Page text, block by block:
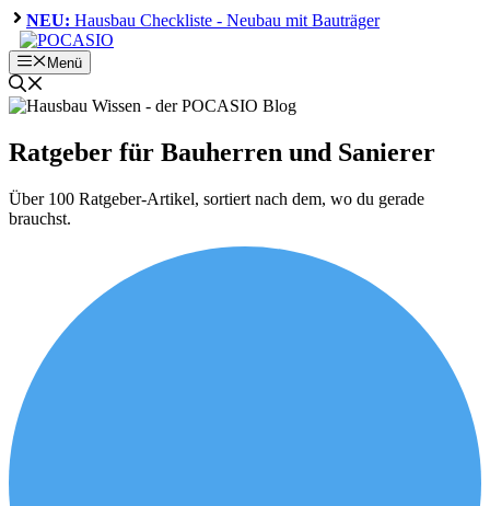
Zum
Inhalt
springen
NEU: Hausbau Checkliste - Neubau mit Bauträger
Menü
Ratgeber für Bauherren und Sanierer
Über 100 Ratgeber-Artikel, sortiert nach dem, wo du gerade
brauchst.